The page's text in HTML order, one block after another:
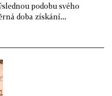
podobu svého
doba získání...